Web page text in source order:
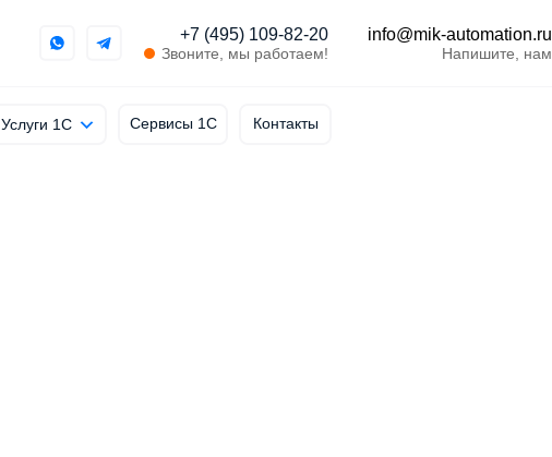
+7 (495) 109-82-20
Звоните, мы работаем!
info@mik-automation.ru
Напишите, нам
Услуги 1С Сервисы 1С Контакты